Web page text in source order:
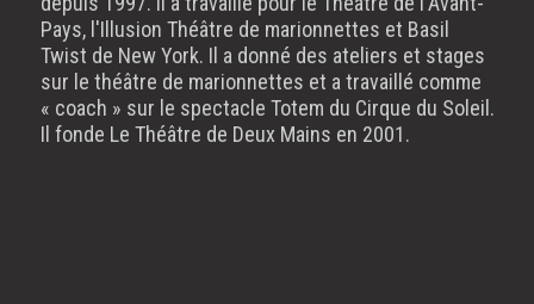
Pays, l'Illusion Théâtre de marionnettes et Basil
Twist de New York. Il a donné des ateliers et stages
sur le théâtre de marionnettes et a travaillé comme
« coach » sur le spectacle Totem du Cirque du Soleil.
Il fonde Le Théâtre de Deux Mains en 2001.